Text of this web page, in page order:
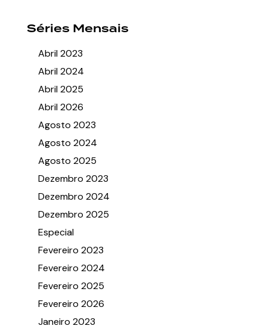
Séries Mensais
Abril 2023
Abril 2024
Abril 2025
Abril 2026
Agosto 2023
Agosto 2024
Agosto 2025
Dezembro 2023
Dezembro 2024
Dezembro 2025
Especial
Fevereiro 2023
Fevereiro 2024
Fevereiro 2025
Fevereiro 2026
Janeiro 2023